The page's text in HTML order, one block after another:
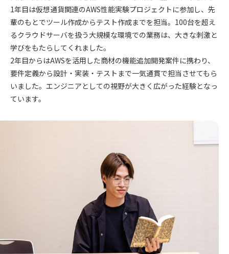
1年目は仮想通貨関連のAWS性能実験プロジェクトに参加し、先
輩のもとでツール作成からテスト作成までを担当。100台を超え
るクラウドサーバを扱う大規模な環境での業務は、大きな刺激と
学びをもたらしてくれました。
2年目からはAWSを活用した商材の機能追加開発案件に携わり、
要件定義から設計・実装・テストまで一気通貫で担当させてもら
いました。エンジニアとしての視野が大きく広がった経験となっ
ています。